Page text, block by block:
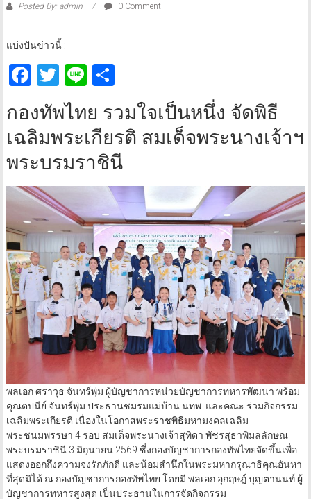
Posted By: admin 0 Comment
แบ่งปันข่าวนี้ :
Facebook
Twitter
LineShare
กองทัพไทย รวมใจเป็นหนึ่ง จัดพิธี
เฉลิมพระเกียรติ สมเด็จพระนางเจ้าฯ
พระบรมราชินี
พลเอก ศราวุธ จันทร์พุ่ม ผู้บัญชาการหน่วยบัญชาการทหารพัฒนา พร้อม
คุณตปนีย์ จันทร์พุ่ม ประธานชมรมแม่บ้าน นทพ. และคณะ ร่วมกิจกรรม
เฉลิมพระเกียรติ เนื่องในโอกาสพระราชพิธีมหามงคลเฉลิม
พระชนมพรรษา 4 รอบ สมเด็จพระนางเจ้าสุทิดา พัชรสุธาพิมลลักษณ
พระบรมราชินี 3 มิถุนายน 2569 ซึ่งกองบัญชาการกองทัพไทยจัดขึ้นเพื่อ
แสดงออกถึงความจงรักภักดี และน้อมสำนึกในพระมหากรุณาธิคุณอันหา
ที่สุดมิได้ ณ กองบัญชาการกองทัพไทย โดยมี พลเอก อุกฤษฎ์ บุญตานนท์ ผู้
บัญชาการทหารสูงสุด เป็นประธานในการจัดกิจกรรม